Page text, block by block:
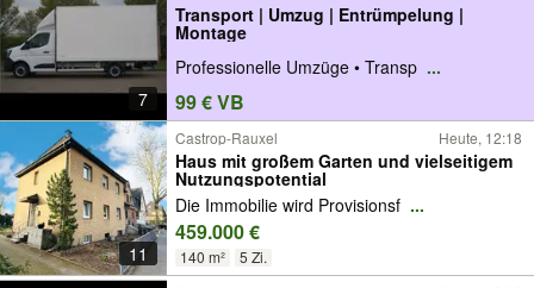
7
Transport | Umzug | Entrümpelung |
Montage
Professionelle Umzüge • Transp ...
99 € VB
11
Castrop-Rauxel Heute, 12:18
Haus mit großem Garten und vielseitigem
Nutzungspotential
Die Immobilie wird Provisionsf ...
459.000 €
140 m² 5 Zi.